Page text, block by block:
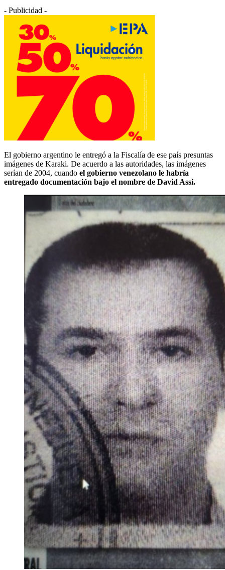
- Publicidad -
El gobierno argentino le entregó a la Fiscalía de ese país presuntas
imágenes de Karaki. De acuerdo a las autoridades, las imágenes
serían de 2004, cuando el gobierno venezolano le habría
entregado documentación bajo el nombre de David Assi.